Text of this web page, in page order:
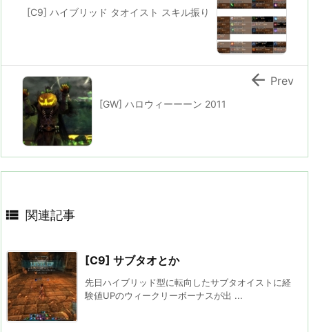
[C9] ハイブリッド タオイスト スキル振り
[GW] ハロウィーーーン 2011
 Prev
 関連記事
[C9] サブタオとか
先日ハイブリッド型に転向したサブタオイストに経
験値UPのウィークリーボーナスが出 ...